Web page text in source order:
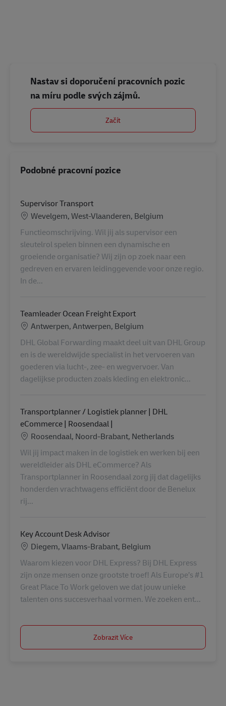
Nastav si doporučení pracovních pozic
na míru podle svých zájmů.
Začít
Podobné pracovní pozice
Supervisor Transport
Location
Wevelgem, West-Vlaanderen, Belgium
Functieomschrijving. Wil jij als supervisor een
sleutelrol spelen binnen een dynamische en
groeiende organisatie? Wij zijn op zoek naar een
gedreven en ervaren leidinggevende voor onze regio.
In de...
Teamleader Ocean Freight Export
Location
Antwerpen, Antwerpen, Belgium
DHL Global Forwarding maakt deel uit van DHL Group
en is de wereldwijde specialist in het vervoeren van
goederen via lucht-, zee- en wegvervoer. Van
dagelijkse producten zoals kleding en elektronic...
Transportplanner / Logistiek planner | DHL
eCommerce | Roosendaal |
Location
Roosendaal, Noord-Brabant, Netherlands
Wil jij impact maken in de logistiek en werken bij een
wereldleider als DHL eCommerce? Als
Transportplanner in Roosendaal zorg jij dat dagelijks
honderden vrachtwagens efficiënt door de Benelux
rij...
Key Account Desk Advisor
Location
Diegem, Vlaams-Brabant, Belgium
Waarom kiezen voor DHL Express? Bij DHL Express
zijn onze mensen onze grootste troef! Als Europe’s #1
Great Place To Work geloven we dat jouw unieke
talenten ons succesverhaal vormen. We zoeken ent...
Zobrazit Více